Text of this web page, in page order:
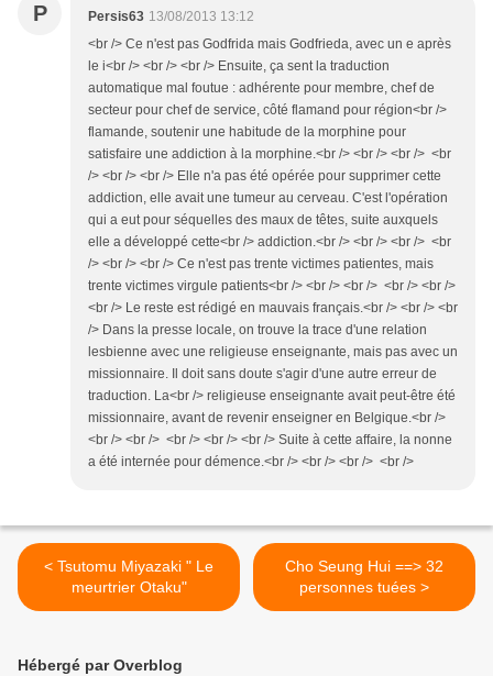
P Persis63 13/08/2013 13:12
<br /> Ce n'est pas Godfrida mais Godfrieda, avec un e après
le i<br /> <br /> <br /> Ensuite, ça sent la traduction
automatique mal foutue : adhérente pour membre, chef de
secteur pour chef de service, côté flamand pour région<br />
flamande, soutenir une habitude de la morphine pour
satisfaire une addiction à la morphine.<br /> <br /> <br /> <br
/> <br /> <br /> Elle n'a pas été opérée pour supprimer cette
addiction, elle avait une tumeur au cerveau. C'est l'opération
qui a eut pour séquelles des maux de têtes, suite auxquels
elle a développé cette<br /> addiction.<br /> <br /> <br /> <br
/> <br /> <br /> Ce n'est pas trente victimes patientes, mais
trente victimes virgule patients<br /> <br /> <br /> <br /> <br />
<br /> Le reste est rédigé en mauvais français.<br /> <br /> <br
/> Dans la presse locale, on trouve la trace d'une relation
lesbienne avec une religieuse enseignante, mais pas avec un
missionnaire. Il doit sans doute s'agir d'une autre erreur de
traduction. La<br /> religieuse enseignante avait peut-être été
missionnaire, avant de revenir enseigner en Belgique.<br />
<br /> <br /> <br /> <br /> <br /> Suite à cette affaire, la nonne
a été internée pour démence.<br /> <br /> <br /> <br />
< Tsutomu Miyazaki " Le
meurtrier Otaku"
Cho Seung Hui ==> 32
personnes tuées >
Hébergé par Overblog